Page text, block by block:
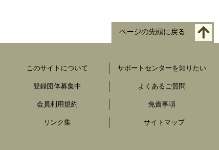
ページの先頭に戻る
このサイトについて サポートセンターを知りたい
登録団体募集中 よくあるご質問
会員利用規約 免責事項
リンク集 サイトマップ